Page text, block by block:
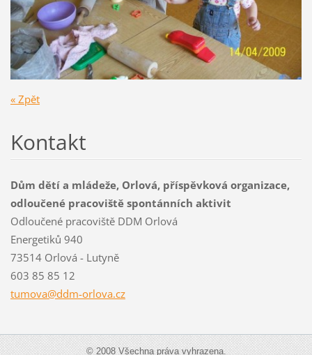
« Zpět
Kontakt
Dům dětí a mládeže, Orlová, příspěvková organizace,
odloučené pracoviště spontánních aktivit
Odloučené pracoviště DDM Orlová
Energetiků 940
73514 Orlová - Lutyně
603 85 85 12
tumova@ddm-orlova.cz
© 2008 Všechna práva vyhrazena.